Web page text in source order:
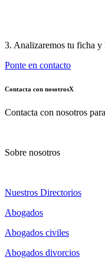
3. Analizaremos tu ficha y
Ponte en contacto
Contacta con nosotrosX
Contacta con nosotros
Sobre nosotros
Nuestros Directorios
Abogados
Abogados civiles
Abogados divorcios